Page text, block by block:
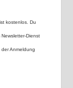
kostenlos. Du
Dienst
Anmeldung